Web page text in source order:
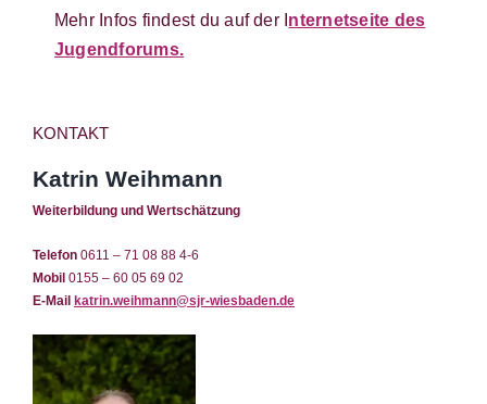
Mehr Infos findest du auf der I nternetseite des
Jugendforums.
KONTAKT
Katrin Weihmann
Weiterbildung und Wertschätzung
Telefon 0611 – 71 08 88 4-6
Mobil 0155 – 60 05 69 02
E-Mail katrin.weihmann@sjr-wiesbaden.de